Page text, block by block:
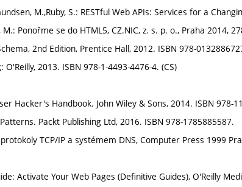
M.,Ruby, S.: RESTful Web APIs: Services for a
Ponořme se do HTML5, CZ.NIC, z. s. p. o., Praha 2014,
2nd Edition, Prentice Hall, 2012. ISBN 978-
2013. ISBN 978-1-4493-4476-4. (CS)
Hacker's Handbook. John Wiley & Sons, 2014. ISBN 978-
Packt Publishing Ltd, 2016. ISBN 978-1785885587.
TCP/IP a systémem DNS, Computer Press 1999
Activate Your Web Pages (Definitive Guides), O'Reilly